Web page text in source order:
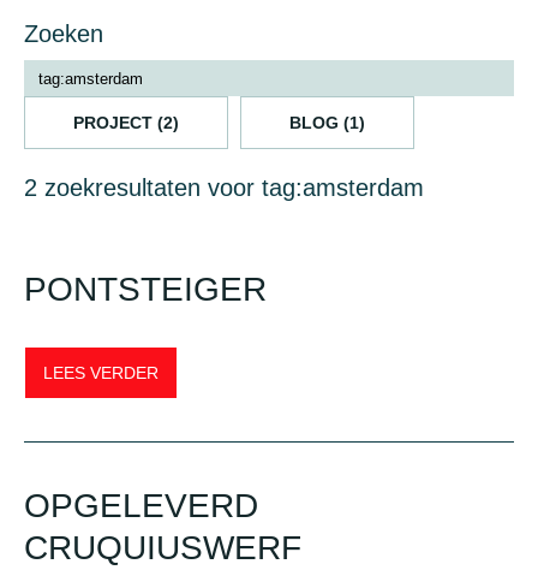
Zoeken
PROJECT (2) BLOG (1)
2 zoekresultaten voor tag:amsterdam
PONTSTEIGER
LEES VERDER
OPGELEVERD
CRUQUIUSWERF